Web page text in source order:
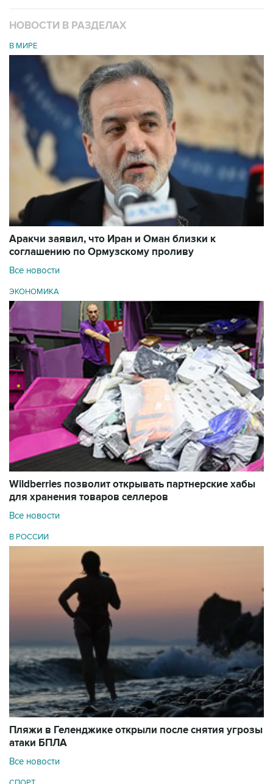
НОВОСТИ В РАЗДЕЛАХ
В МИРЕ
Аракчи заявил, что Иран и Оман близки к
соглашению по Ормузскому проливу
Все новости
ЭКОНОМИКА
Wildberries позволит открывать партнерские хабы
для хранения товаров селлеров
Все новости
В РОССИИ
Пляжи в Геленджике открыли после снятия угрозы
атаки БПЛА
Все новости